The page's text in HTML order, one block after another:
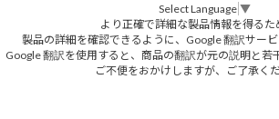
Select Language ▼
より正確で詳細な製品情報を得るた
製品の詳細を確認できるように、Google 翻訳サービ
Google 翻訳を使用すると、商品の翻訳が元の説明と若
ご不便をおかけしますが、ご了承くだ